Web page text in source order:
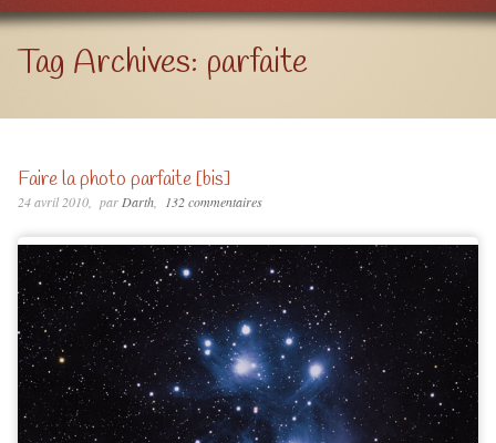
Aller à:
Tag Archives: parfaite
Faire la photo parfaite [bis]
24 avril 2010 parDarth 132 commentaires